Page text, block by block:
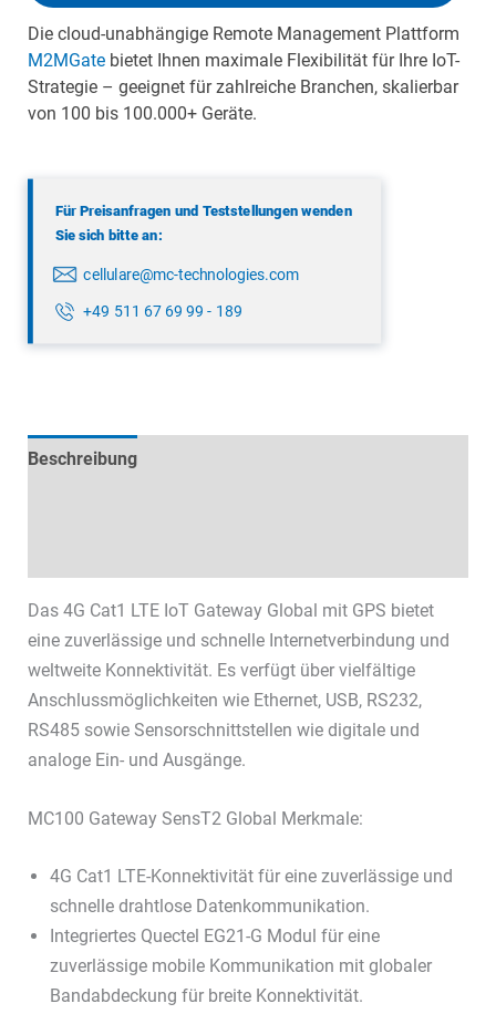
Die cloud-unabhängige Remote Management Plattform
M2MGatebietet Ihnen maximale Flexibilität für Ihre IoT-
Strategie – geeignet für zahlreiche Branchen, skalierbar
von 100 bis 100.000+ Geräte.
Für Preisanfragen und Teststellungen wenden
Sie sich bitte an:
cellulare@mc-technologies.com
+49 511 67 69 99 - 189
Beschreibung
Das 4G Cat1 LTE IoT Gateway Global mit GPS bietet
eine zuverlässige und schnelle Internetverbindung und
weltweite Konnektivität. Es verfügt über vielfältige
Anschlussmöglichkeiten wie Ethernet, USB, RS232,
RS485 sowie Sensorschnittstellen wie digitale und
analoge Ein- und Ausgänge.
MC100 Gateway SensT2 Global Merkmale:
4G Cat1 LTE-Konnektivität für eine zuverlässige und
schnelle drahtlose Datenkommunikation.
Integriertes Quectel EG21-G Modul für eine
zuverlässige mobile Kommunikation mit globaler
Bandabdeckung für breite Konnektivität.